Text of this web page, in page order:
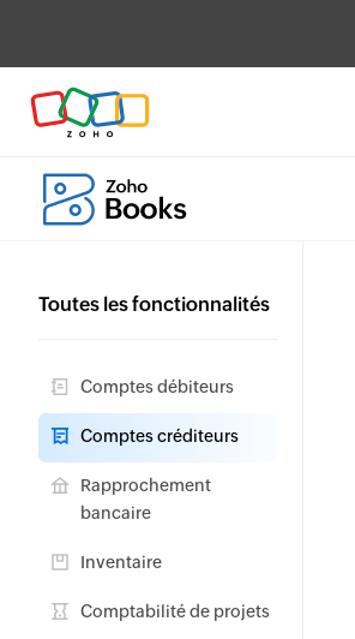
Toutes les fonctionnalités
Comptes débiteurs
Comptes créditeurs
Rapprochement
bancaire
Inventaire
Comptabilité de projets